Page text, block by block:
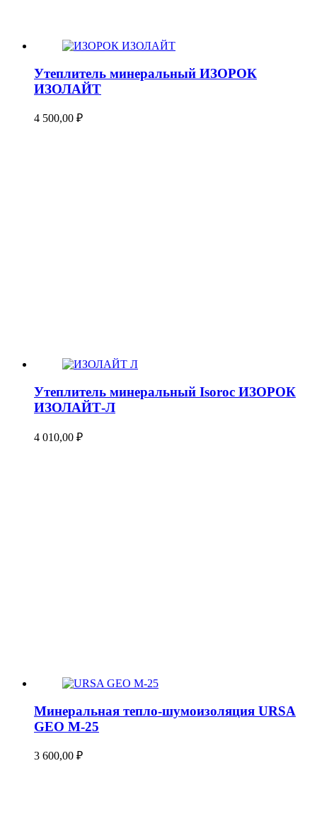
Утеплитель минеральный ИЗОРОК
ИЗОЛАЙТ
4 500,00 ₽
Утеплитель минеральный Isoroc ИЗОРОК
ИЗОЛАЙТ-Л
4 010,00 ₽
Минеральная тепло-шумоизоляция URSA
GEO М-25
3 600,00 ₽